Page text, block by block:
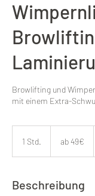
Browlifting und
mit einem Extra-
1 Std. ab 49€
Beschreibung